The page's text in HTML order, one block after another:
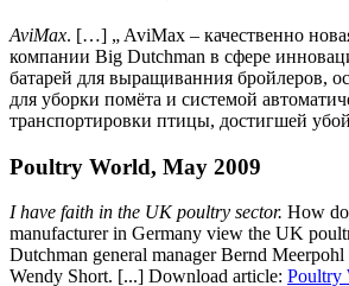
AviMax. […] „ AviMax – качественно
компании Big Dutchman в сфере
батарей для выращиванния бройлеров,
для уборки помёта и системой
транспортировки птицы, достигшей
Poultry World, May 2009
I have faith in the UK poultry sector. How
manufacturer in Germany view the UK
Dutchman general manager Bernd
Wendy Short. [...] Download article: Poultry